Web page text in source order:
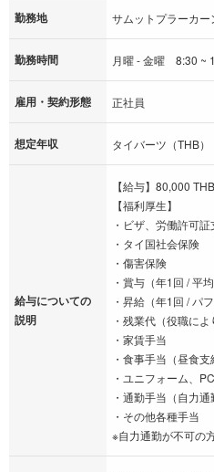
勤務地 サムットプラーカ
勤務時間 月曜 - 金曜 8:30 ~
雇用・契約形態 正社員
想定年収 タイバーツ（THB
給与についての
説明
【給与】80,000
【福利厚生】
・ビザ、労働許可証
・タイ国社会保険
・傷害保険
・賞与（年1回 / 平
・昇給（年1回 / パ
・残業代（役職によ
・家賃手当
・食事手当（昼食
・ユニフォーム、
・通勤手当（自力通
・その他各種手当
※自力通勤が不可の